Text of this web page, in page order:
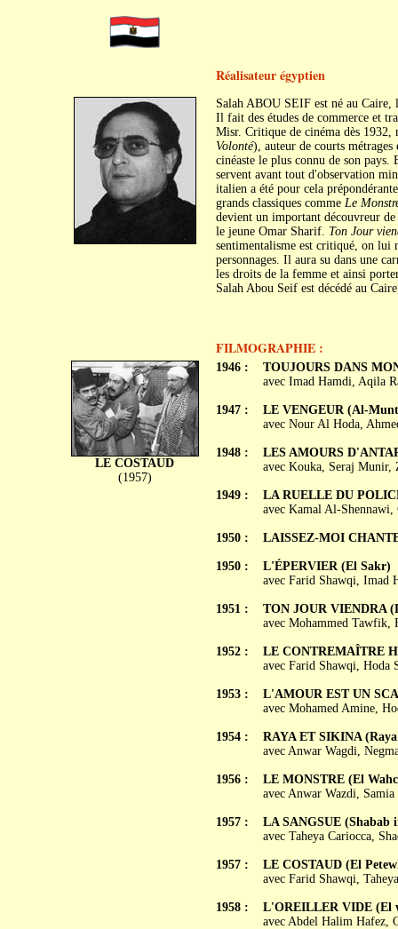
Réalisateur égyptien
Salah ABOU SEIF est né au
Il fait des études de commerce et
Misr. Critique de cinéma dès
Volonté), auteur de courts
cinéaste le plus connu de son pays.
servent avant tout d'observation
italien a été pour cela
grands classiques comme Le
devient un important découvreur
le jeune Omar Sharif. Ton Jour
sentimentalisme est critiqué, on lui
personnages. Il aura su dans une
les droits de la femme et ainsi
Salah Abou Seif est décédé au
FILMOGRAPHIE :
LE COSTAUD
(1957)
1946 :
1947 :
1948 :
1949 :
1950 :
1950 :
1951 :
1952 :
1953 :
1954 :
1956 :
1957 :
1957 :
1958 :
TOUJOURS DANS
avec Imad Hamdi, Aqila
LE VENGEUR (Al-
avec Nour Al Hoda,
LES AMOURS
avec Kouka, Seraj Munir,
LA RUELLE DU
avec Kamal Al-Shennawi,
LAISSEZ-MOI
L'ÉPERVIER (El Sakr)
avec Farid Shawqi, Imad
TON JOUR VIENDRA
avec Mohammed Tawfik,
LE CONTREMAÎTRE
avec Farid Shawqi, Hoda
L'AMOUR EST UN
avec Mohamed Amine,
RAYA ET SIKINA
avec Anwar Wagdi,
LE MONSTRE (El
avec Anwar Wazdi,
LA SANGSUE (Shabab
avec Taheya Cariocca,
LE COSTAUD (El
avec Farid Shawqi,
L'OREILLER VIDE (El
avec Abdel Halim Hafez,